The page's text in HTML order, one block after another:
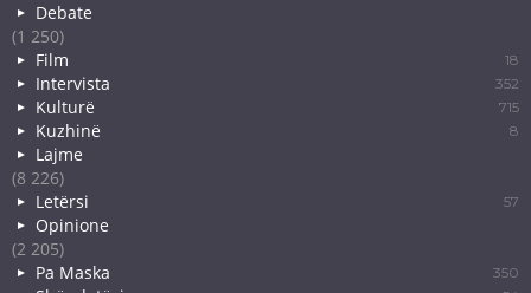
Debate
(1 250)
Film
18
Intervista 352
Kulturë 715
Kuzhinë 8
Lajme
(8 226)
Letërsi
57
Opinione
(2 205)
Pa Maska
350